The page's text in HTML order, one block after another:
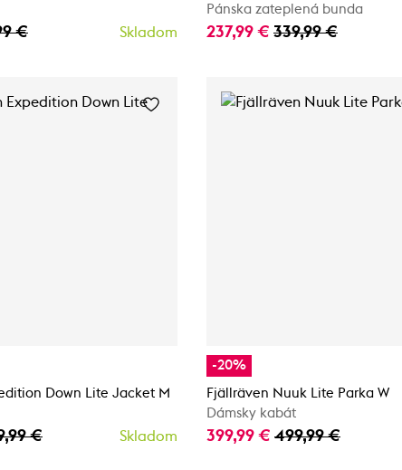
€ Skladom
Pánska zateplená bunda
237,99 € 339,99 €
Down Lite Jacket M
€ Skladom
-20%
Fjällräven Nuuk Lite Parka W
Dámsky kabát
399,99 € 499,99 €